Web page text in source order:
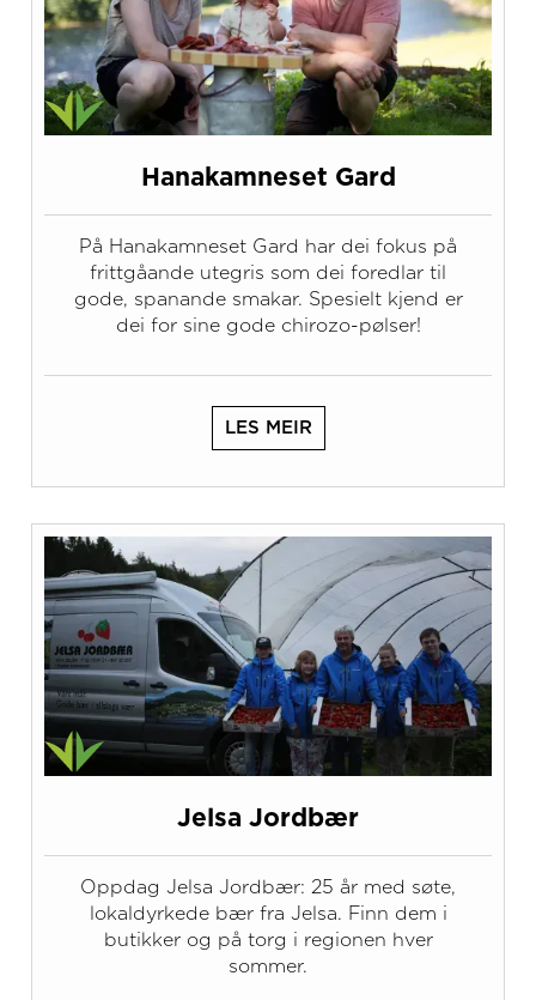
Hanakamneset Gard
På Hanakamneset Gard har dei fokus på
frittgåande utegris som dei foredlar til
gode, spanande smakar. Spesielt kjend er
dei for sine gode chirozo-pølser!
LES MEIR
Jelsa Jordbær
Oppdag Jelsa Jordbær: 25 år med søte,
lokaldyrkede bær fra Jelsa. Finn dem i
butikker og på torg i regionen hver
sommer.